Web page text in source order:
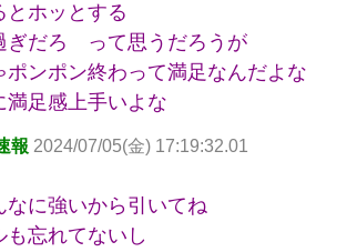
とホッとする
だろ って思うだろうが
ポンポン終わって満足なんだよな
満足感上手いよな
報 2024/07/05(金) 17:19:32.01
なに強いから引いてね
も忘れてないし